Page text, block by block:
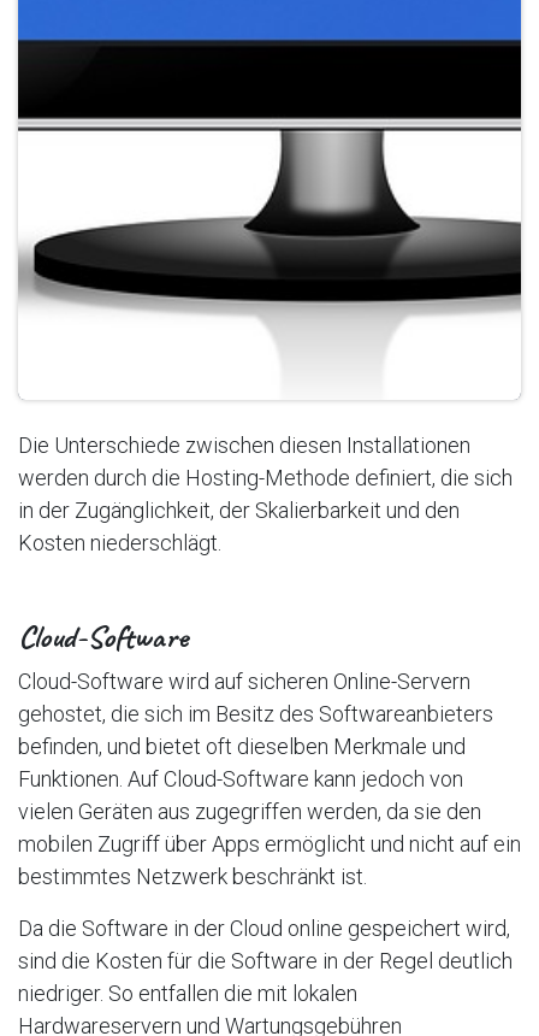
Die Unterschiede zwischen diesen Installationen
werden durch die Hosting-Methode definiert, die sich
in der Zugänglichkeit, der Skalierbarkeit und den
Kosten niederschlägt.
Cloud-Software
Cloud-Software wird auf sicheren Online-Servern
gehostet, die sich im Besitz des Softwareanbieters
befinden, und bietet oft dieselben Merkmale und
Funktionen. Auf Cloud-Software kann jedoch von
vielen Geräten aus zugegriffen werden, da sie den
mobilen Zugriff über Apps ermöglicht und nicht auf ein
bestimmtes Netzwerk beschränkt ist.
Da die Software in der Cloud online gespeichert wird,
sind die Kosten für die Software in der Regel deutlich
niedriger. So entfallen die mit lokalen
Hardwareservern und Wartungsgebühren